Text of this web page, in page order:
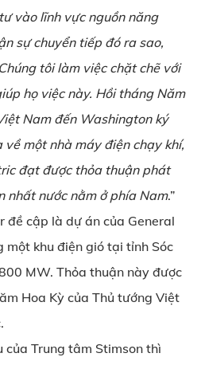
vào lĩnh vực nguồn năng
sự chuyển tiếp đó ra sao,
tôi làm việc chặt chẽ với
họ việc này. Hồi tháng Năm
Nam đến Washington ký
một nhà máy điện chạy khí,
đạt được thỏa thuận phát
nhất nước nằm ở phía Nam.”
đề cập là dự án của General
một khu điện gió tại tỉnh Sóc
MW. Thỏa thuận này được
Hoa Kỳ của Thủ tướng Việt
của Trung tâm Stimson thì